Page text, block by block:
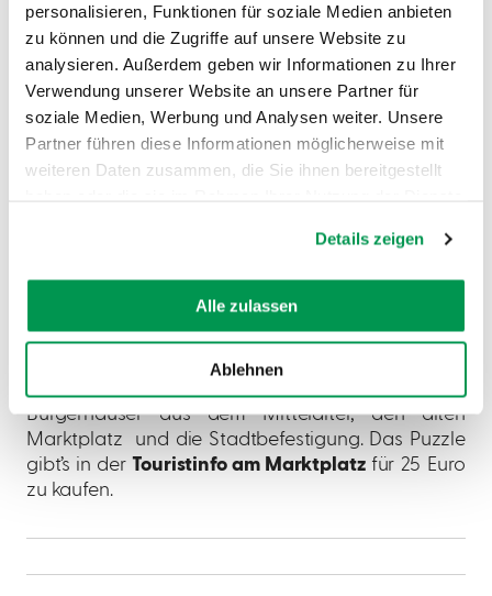
personalisieren, Funktionen für soziale Medien anbieten
zu können und die Zugriffe auf unsere Website zu
analysieren. Außerdem geben wir Informationen zu Ihrer
Verwendung unserer Website an unsere Partner für
soziale Medien, Werbung und Analysen weiter. Unsere
Partner führen diese Informationen möglicherweise mit
weiteren Daten zusammen, die Sie ihnen bereitgestellt
Details zeigen
Alle zulassen
Ablehnen
zurück an den Start. Schweinerei eben! Das
kurzweilige Spiel gibt’s in derTourist-Information
Nördlingenfür 21,90 Euro.
Das Wemding-Puzzle
Die Fuchsienstadt Wemding einmal aus der
die Stadt hoch über den Dächern der historischen
Altstadt – gelegen am Kraterrand des Rieses im
UNESCO Global Geopark. In 500 Teilen puzzelst
du dir ein Stück Heimat zusammen: die markanten
Doppeltürme der Stadtkirche, stattliche
Bürgerhäuser aus dem Mittelalter, den alten
Marktplatz und die Stadtbefestigung. Das Puzzle
gibt’s in derTouristinfo am Marktplatzfür 25 Euro
zu kaufen.